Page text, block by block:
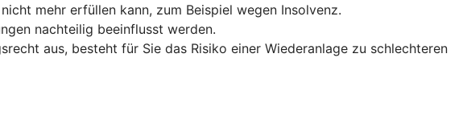
mehr erfüllen kann, zum Beispiel wegen Insolvenz.
nachteilig beeinflusst werden.
aus, besteht für Sie das Risiko einer Wiederanlage zu schlechteren